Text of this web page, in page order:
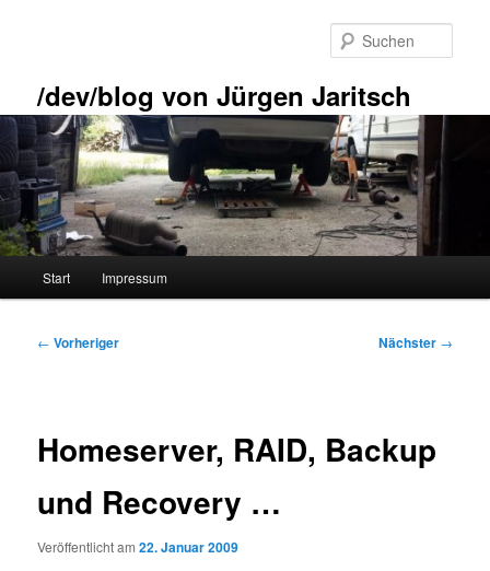
/dev/blog von Jürgen Jaritsch
Start Impressum
Beitragsnavigation
← Vorheriger Nächster →
Homeserver, RAID, Backup
und Recovery …
Veröffentlicht am22. Januar 2009